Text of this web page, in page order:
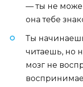
— ты не
она тебе
Ты
читаешь, но
мозг не